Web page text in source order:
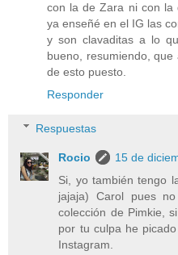
con la de Zara ni con la
ya enseñé en el IG las
y son clavaditas a lo
bueno, resumiendo,
de esto puesto.
Responder
Respuestas
Rocio
15 de
Si, yo también tengo
jajaja) Carol pues
colección de Pimkie,
por tu culpa he
Instagram.